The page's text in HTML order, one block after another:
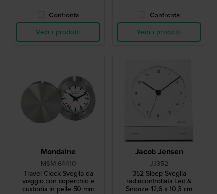
Confronta
Vedi i prodotti
Confronta
Vedi i prodotti
Mondaine
MSM.64410
Travel Clock Sveglia da
viaggio con coperchio e
custodia in pelle 50 mm
Jacob Jensen
JJ352
352 Sleep Sveglia
radiocontrollata Led &
Snooze 12,6 x 10,3 cm